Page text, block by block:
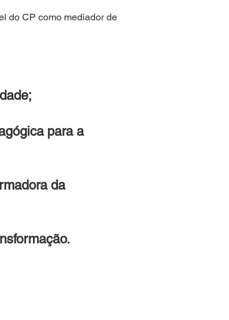
do CP como mediador de
para a
da